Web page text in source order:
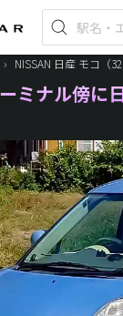
› NISSAN 日産 モコ（
ミナル傍に